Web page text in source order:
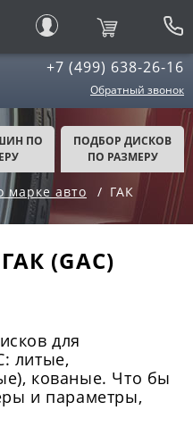
+7 (499) 638-26-16
Обратный звонок
ПО
ПОДБОР ДИСКОВ
ПО РАЗМЕРУ
марке авто ГАК
(GAC)
для
литые,
кованые. Что бы
и параметры,